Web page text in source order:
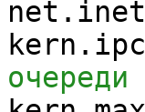
очереди